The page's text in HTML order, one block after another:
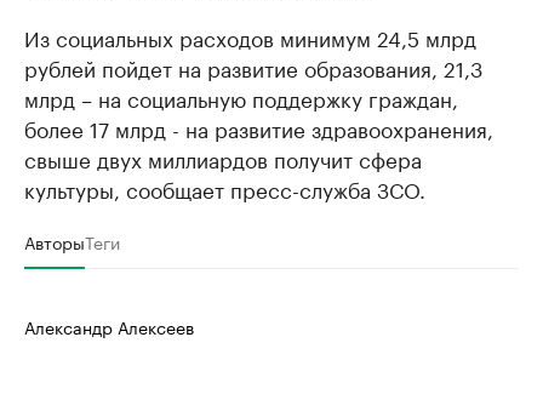
Из социальных расходов минимум 24,5 млрд
рублей пойдет на развитие образования, 21,3
млрд – на социальную поддержку граждан,
более 17 млрд - на развитие здравоохранения,
свыше двух миллиардов получит сфера
культуры, сообщает пресс-служба ЗСО.
АвторыТеги
Александр Алексеев